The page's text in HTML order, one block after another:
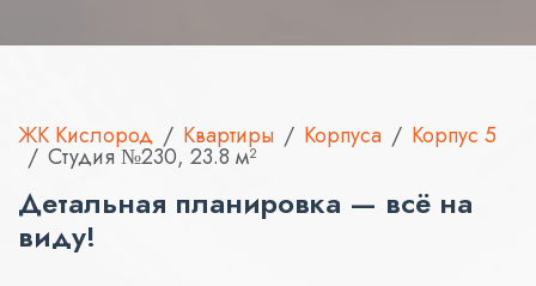
ЖК Кислород Квартиры Корпуса Корпус 5
Студия №230, 23.8 м²
Детальная планировка — всё на
виду!